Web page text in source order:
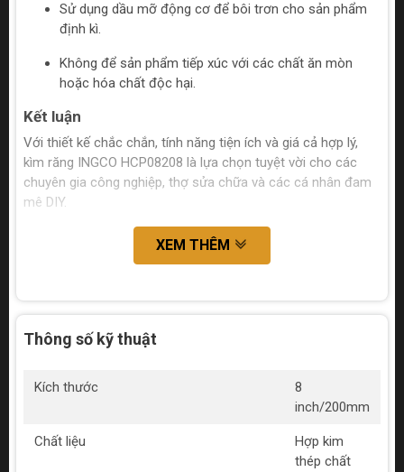
Sử dụng dầu mỡ động cơ để bôi trơn cho sản phẩm
định kì.
Không để sản phẩm tiếp xúc với các chất ăn mòn
hoặc hóa chất độc hại.
Kết luận
Với thiết kế chắc chắn, tính năng tiện ích và giá cả hợp lý,
kìm răng INGCO HCP08208 là lựa chọn tuyệt vời cho các
chuyên gia công nghiệp, thợ sửa chữa và các cá nhân đam
mê DIY.
XEM THÊM
Thông số kỹ thuật
Kích thước
8
inch/200mm
Chất liệu
Hợp kim
thép chất